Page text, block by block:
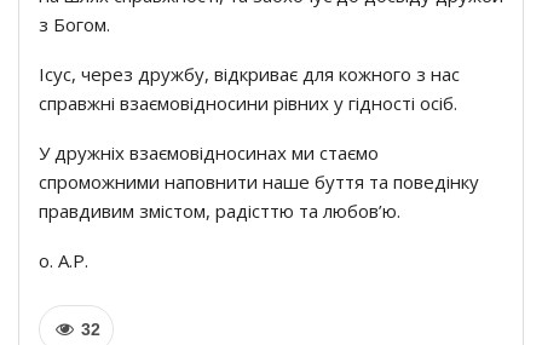
з Богом.
Ісус, через дружбу, відкриває для кожного з нас
справжні взаємовідносини рівних у гідності осіб.
У дружніх взаємовідносинах ми стаємо
спроможними наповнити наше буття та поведінку
правдивим змістом, радісттю та любов’ю.
о. А.Р.
32